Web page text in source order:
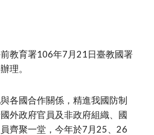
教育署106年7月21日臺教國署
理。
各國合作關係，精進我國防制
外政府官員及非政府組織、國
齊聚一堂，今年於7月25、26